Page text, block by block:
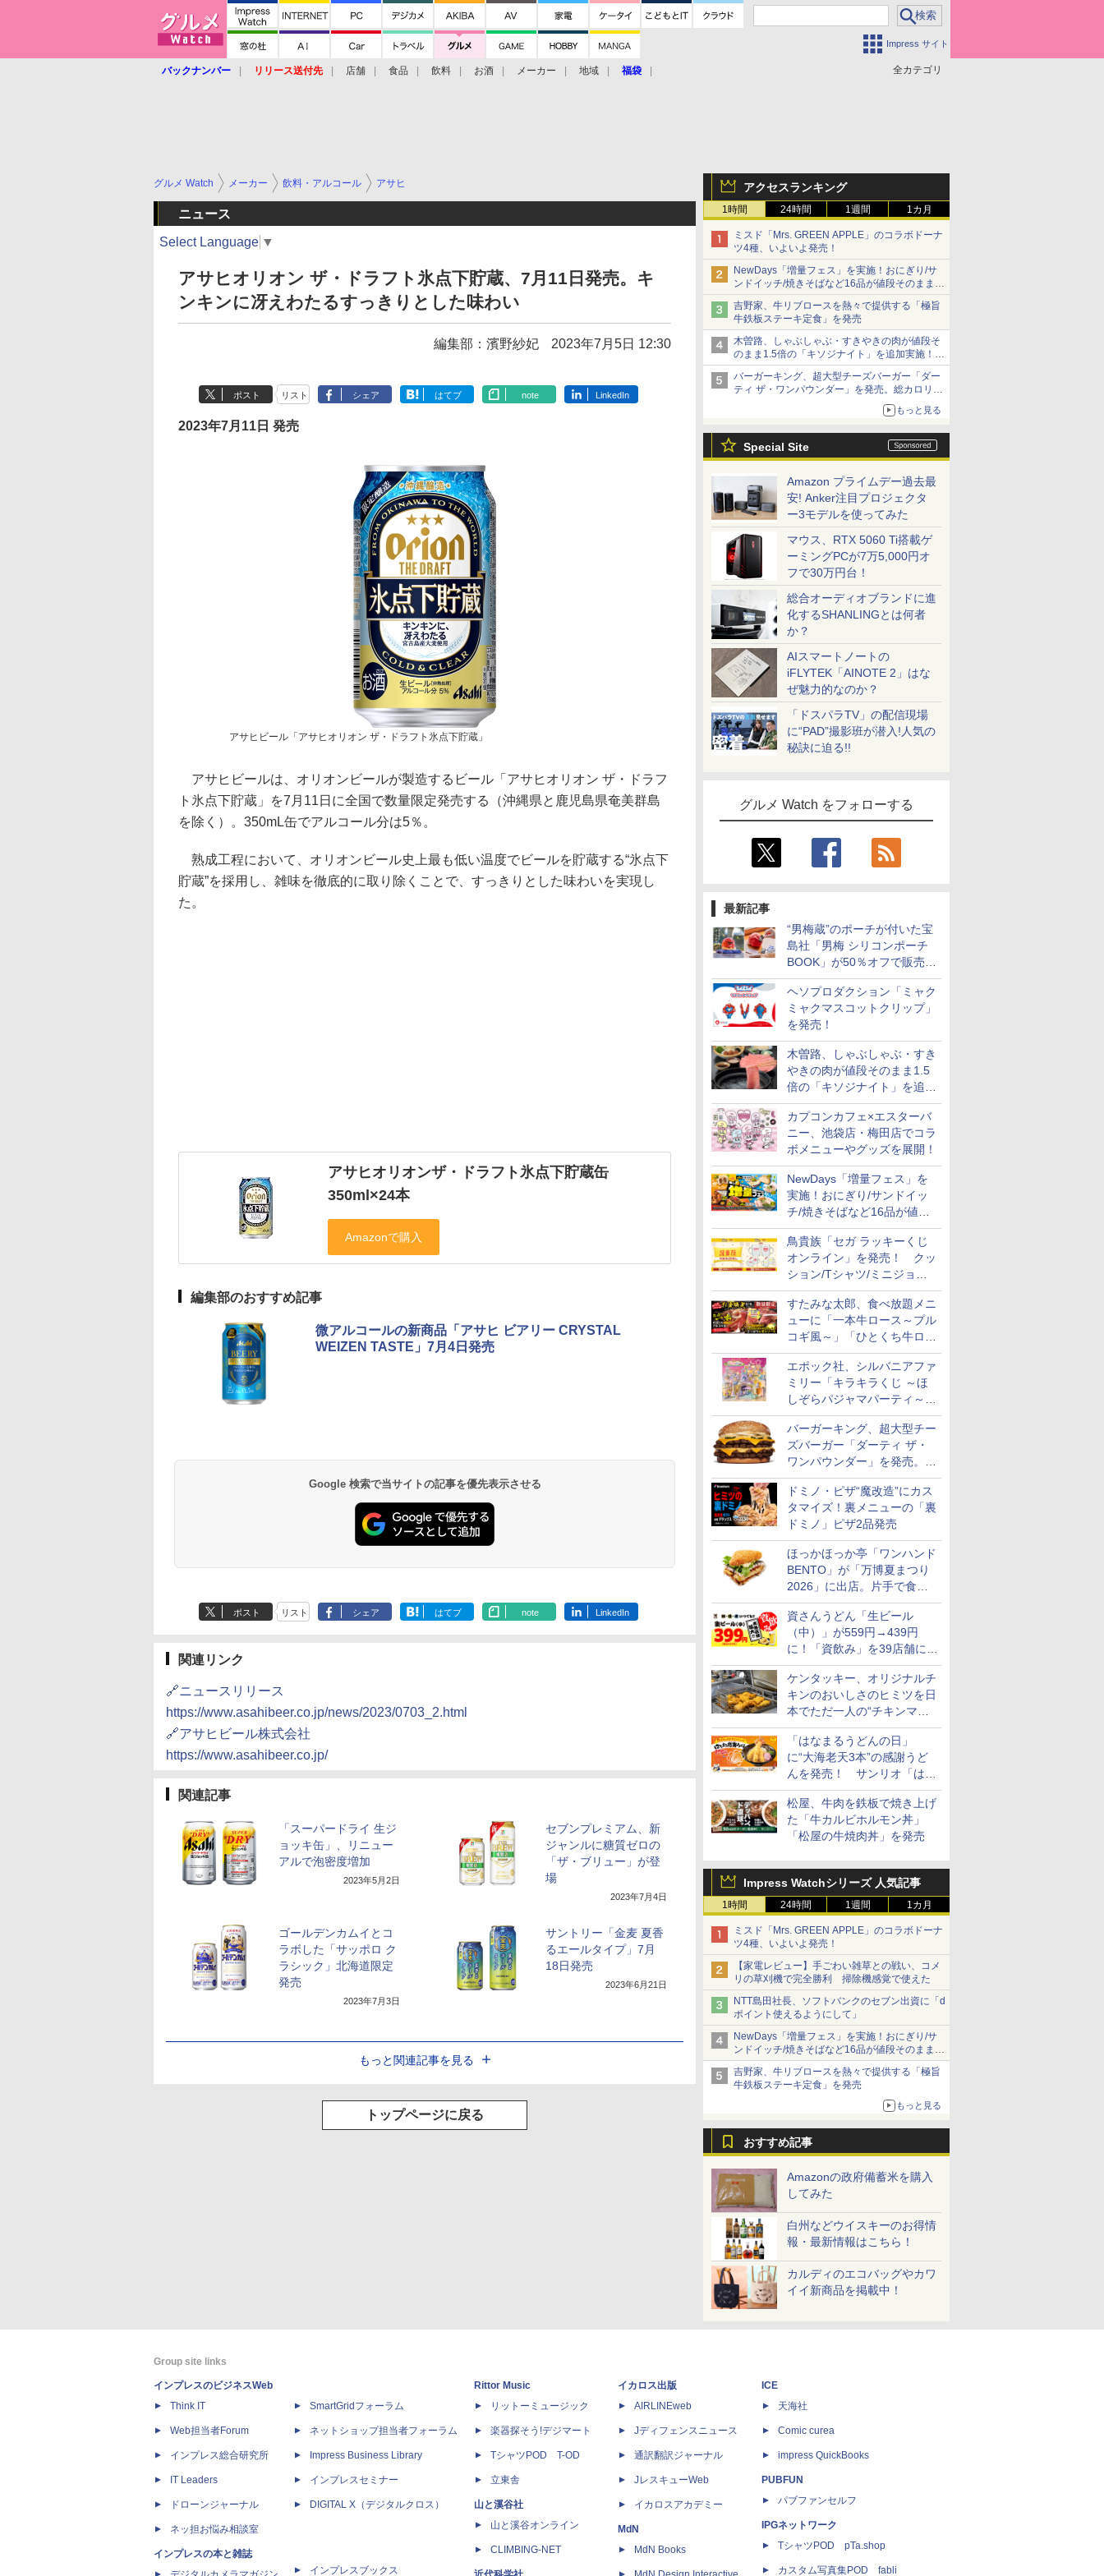
Impress サイト
全カテゴリ
バックナンバー リリース送付先 店舗 食品 飲料 お酒 メーカー 地域 福袋
アクセスランキング
1時間 24時間 1週間 1カ月
ミスド「Mrs. GREEN APPLE」のコラボドーナ
ツ4種、いよいよ発売！
NewDays「増量フェス」を実施！おにぎり/サ
ンドイッチ/焼きそばなど16品が値段そのままで
ボリュームアップ
吉野家、牛リブロースを熱々で提供する「極旨
牛鉄板ステーキ定食」を発売
木曽路、しゃぶしゃぶ・すきやきの肉が値段そ
のまま1.5倍の「キソジナイト」を追加実施！
水・日曜夜限定
バーガーキング、超大型チーズバーガー「ダー
ティ ザ・ワンパウンダー」を発売。総カロリー
もっと見る
Special Site
Amazon プライムデー過去最
安! Anker注目プロジェクタ
ー3モデルを使ってみた
マウス、RTX 5060 Ti搭載ゲ
ーミングPCが7万5,000円オ
フで30万円台！
総合オーディオブランドに進
化するSHANLINGとは何者
か？
AIスマートノートの
iFLYTEK「AINOTE 2」はな
ぜ魅力的なのか？
「ドスパラTV」の配信現場
に“PAD”撮影班が潜入!人気の
秘訣に迫る!!
グルメ Watch をフォローする
最新記事
“男梅蔵”のポーチが付いた宝
島社「男梅 シリコンポーチ
BOOK」が50％オフで販売
中！
ヘソプロダクション「ミャク
ミャクマスコットクリップ」
を発売！
木曽路、しゃぶしゃぶ・すき
やきの肉が値段そのまま1.5
倍の「キソジナイト」を追加
実施！水・日曜夜限定
カプコンカフェ×エスターバ
ニー、池袋店・梅田店でコラ
ボメニューやグッズを展開！
NewDays「増量フェス」を
実施！おにぎり/サンドイッ
チ/焼きそばなど16品が値段
そのままでボリュームアップ
鳥貴族「セガ ラッキーくじ
オンライン」を発売！ クッ
ション/Tシャツ/ミニジョッ
キ/ステッカーなど全7賞
すたみな太郎、食べ放題メニ
ューに「一本牛ロース～プル
コギ風～」「ひとくち牛ロー
スステーキ」をお盆限定で追
加
エポック社、シルバニアファ
ミリー「キラキラくじ ～ほ
しぞらパジャマパーティ～」
を発売。人形/家具/建物など
バーガーキング、超大型チー
ズバーガー「ダーティ ザ・
ワンパウンダー」を発売。総
カロリー約1656kcal、総重量
約527g！
ドミノ・ピザ“魔改造”にカス
タマイズ！裏メニューの「裏
ドミノ」ピザ2品発売
ほっかほっか亭「ワンハンド
BENTO」が「万博夏まつり
2026」に出店。片手で食べ
られる海苔弁や和牛きんぴら
を販売
資さんうどん「生ビール
（中）」が559円→439円
に！「資飲み」を39店舗に拡
大
ケンタッキー、オリジナルチ
キンのおいしさのヒミツを日
本でただ一人の“チキンマイ
スター”笠原氏から学んでき
た「はなまるうどんの日」
に“大海老天3本”の感謝うど
んを発売！ サンリオ「はな
まるおばけ」のシール/キャ
ンディなども
松屋、牛肉を鉄板で焼き上げ
た「牛カルビホルモン丼」
「松屋の牛焼肉丼」を発売
Impress Watchシリーズ 人気記事
1時間 24時間 1週間 1カ月
ミスド「Mrs. GREEN APPLE」のコラボドーナ
ツ4種、いよいよ発売！
【家電レビュー】手ごわい雑草との戦い、コメ
リの草刈機で完全勝利 掃除機感覚で使えた
NTT島田社長、ソフトバンクのセブン出資に「d
ポイント使えるようにして」
NewDays「増量フェス」を実施！おにぎり/サ
ンドイッチ/焼きそばなど16品が値段そのままで
ボリュームアップ
吉野家、牛リブロースを熱々で提供する「極旨
牛鉄板ステーキ定食」を発売
もっと見る
おすすめ記事
Amazonの政府備蓄米を購入
してみた
白州などウイスキーのお得情
報・最新情報はこちら！
カルディのエコバッグやカワ
イイ新商品を掲載中！
グルメ Watch メーカー 飲料・アルコール アサヒ
ニュース
Select Language ▼
アサヒオリオン ザ・ドラフト氷点下貯蔵、7月11日発売。キ
ンキンに冴えわたるすっきりとした味わい
編集部：濱野紗妃 2023年7月5日 12:30
ポスト リスト シェア はてブ note LinkedIn
2023年7月11日 発売
アサヒビール「アサヒオリオン ザ・ドラフト氷点下貯蔵」
アサヒビールは、オリオンビールが製造するビール「アサヒオリオン ザ・ドラフ
ト氷点下貯蔵」を7月11日に全国で数量限定発売する（沖縄県と鹿児島県奄美群島
を除く）。350mL缶でアルコール分は5％。
熟成工程において、オリオンビール史上最も低い温度でビールを貯蔵する“氷点下
貯蔵”を採用し、雑味を徹底的に取り除くことで、すっきりとした味わいを実現し
た。
アサヒオリオンザ・ドラフト氷点下貯蔵缶
350ml×24本
編集部のおすすめ記事
微アルコールの新商品「アサヒ ビアリー CRYSTAL
WEIZEN TASTE」7月4日発売
Google 検索で当サイトの記事を優先表示させる
ポスト リスト シェア はてブ note LinkedIn
関連リンク
🔗ニュースリリース
https://www.asahibeer.co.jp/news/2023/0703_2.html
🔗アサヒビール株式会社
https://www.asahibeer.co.jp/
関連記事
「スーパードライ 生ジ
ョッキ缶」、リニュー
アルで泡密度増加
2023年5月2日
セブンプレミアム、新
ジャンルに糖質ゼロの
「ザ・ブリュー」が登
場
2023年7月4日
ゴールデンカムイとコ
ラボした「サッポロ ク
ラシック」北海道限定
発売
2023年7月3日
サントリー「金麦 夏香
るエールタイプ」7月
18日発売
2023年6月21日
もっと関連記事を見る
トップページに戻る
Group site links
インプレスのビジネスWeb
Think IT
Web担当者Forum
インプレス総合研究所
IT Leaders
ドローンジャーナル
ネッ担お悩み相談室
インプレスの本と雑誌
SmartGridフォーラム
ネットショップ担当者フォーラム
Impress Business Library
インプレスセミナー
DIGITAL X（デジタルクロス）
インプレスブックス
Rittor Music
リットーミュージック
楽器探そう!デジマート
TシャツPOD T-OD
立東舎
山と溪谷社
山と溪谷オンライン
CLIMBING-NET
イカロス出版
AIRLINEweb
Jディフェンスニュース
通訳翻訳ジャーナル
JレスキューWeb
イカロスアカデミー
MdN
MdN Books
ICE
天海社
Comic curea
impress QuickBooks
PUBFUN
パブファンセルフ
IPGネットワーク
TシャツPOD pTa.shop
カスタム写真集POD fabli